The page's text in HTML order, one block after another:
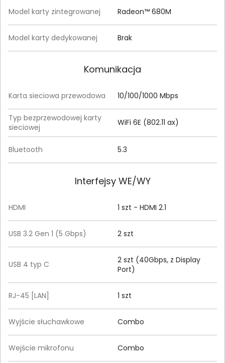
Model karty zintegrowanej Radeon™ 680M
Model karty dedykowanej Brak
Komunikacja
Karta sieciowa przewodowa 10/100/1000 Mbps
Typ bezprzewodowej karty
sieciowej
WiFi 6E (802.11 ax)
Bluetooth 5.3
Interfejsy WE/WY
HDMI 1 szt - HDMI 2.1
USB 3.2 Gen 1 (5 Gbps) 2 szt
USB 4 typ C
2 szt (40Gbps, z Display
Port)
RJ-45 [LAN] 1 szt
Wyjście słuchawkowe Combo
Wejście mikrofonu Combo